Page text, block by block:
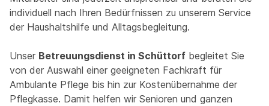
individuell nach Ihren Bedürfnissen zu unserem Service
der Haushaltshilfe und Alltagsbegleitung.
Unser Betreuungsdienst in Schüttorf begleitet Sie
von der Auswahl einer geeigneten Fachkraft für
Ambulante Pflege bis hin zur Kostenübernahme der
Pflegkasse. Damit helfen wir Senioren und ganzen